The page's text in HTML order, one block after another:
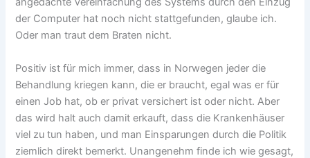
der Computer hat noch nicht stattgefunden, glaube ich.
Oder man traut dem Braten nicht.
Positiv ist für mich immer, dass in Norwegen jeder die
Behandlung kriegen kann, die er braucht, egal was er für
einen Job hat, ob er privat versichert ist oder nicht. Aber
das wird halt auch damit erkauft, dass die Krankenhäuser
viel zu tun haben, und man Einsparungen durch die Politik
ziemlich direkt bemerkt. Unangenehm finde ich wie gesagt,